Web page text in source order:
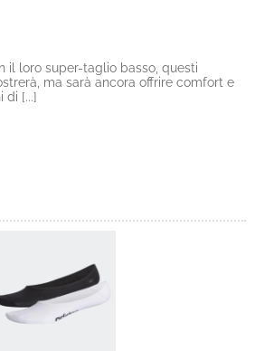
il loro super-taglio basso, questi
ma sarà ancora offrire comfort e
di [...]